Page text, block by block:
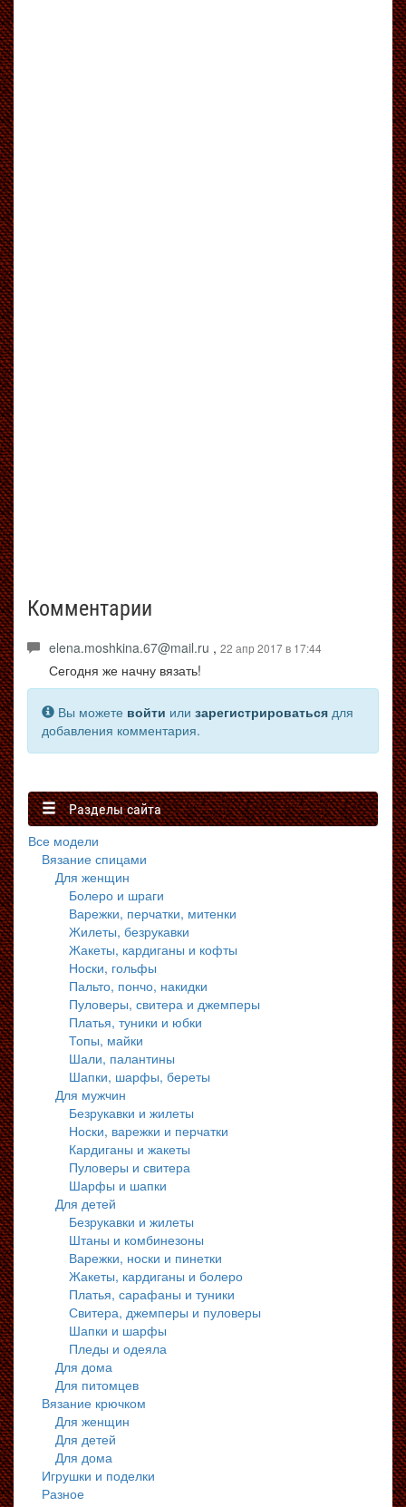
Комментарии
elena.moshkina.67@mail.ru , 22 апр 2017 в 17:44
Сегодня же начну вязать!
Вы можете войти или зарегистрироваться для
добавления комментария.
Разделы сайта
Все модели
Вязание спицами
Для женщин
Болеро и шраги
Варежки, перчатки, митенки
Жилеты, безрукавки
Жакеты, кардиганы и кофты
Носки, гольфы
Пальто, пончо, накидки
Пуловеры, свитера и джемперы
Платья, туники и юбки
Топы, майки
Шали, палантины
Шапки, шарфы, береты
Для мужчин
Безрукавки и жилеты
Носки, варежки и перчатки
Кардиганы и жакеты
Пуловеры и свитера
Шарфы и шапки
Для детей
Безрукавки и жилеты
Штаны и комбинезоны
Варежки, носки и пинетки
Жакеты, кардиганы и болеро
Платья, сарафаны и туники
Свитера, джемперы и пуловеры
Шапки и шарфы
Пледы и одеяла
Для дома
Для питомцев
Вязание крючком
Для женщин
Для детей
Для дома
Игрушки и поделки
Разное